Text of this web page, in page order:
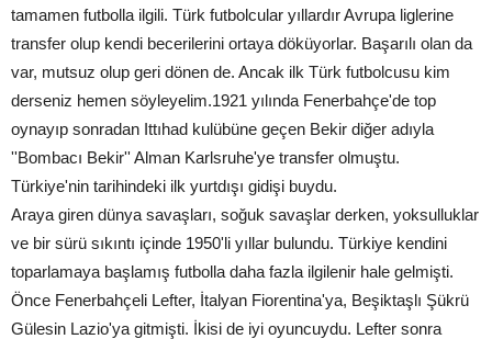
tamamen futbolla ilgili. Türk futbolcular yıllardır Avrupa liglerine
transfer olup kendi becerilerini ortaya döküyorlar. Başarılı olan da
var, mutsuz olup geri dönen de. Ancak ilk Türk futbolcusu kim
derseniz hemen söyleyelim.1921 yılında Fenerbahçe'de top
oynayıp sonradan Ittıhad kulübüne geçen Bekir diğer adıyla
''Bombacı Bekir'' Alman Karlsruhe'ye transfer olmuştu.
Türkiye'nin tarihindeki ilk yurtdışı gidişi buydu.
Araya giren dünya savaşları, soğuk savaşlar derken, yoksulluklar
ve bir sürü sıkıntı içinde 1950'li yıllar bulundu. Türkiye kendini
toparlamaya başlamış futbolla daha fazla ilgilenir hale gelmişti.
Önce Fenerbahçeli Lefter, İtalyan Fiorentina'ya, Beşiktaşlı Şükrü
Gülesin Lazio'ya gitmişti. İkisi de iyi oyuncuydu. Lefter sonra